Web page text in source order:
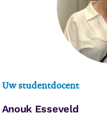
Uw studentdocent
Anouk Esseveld